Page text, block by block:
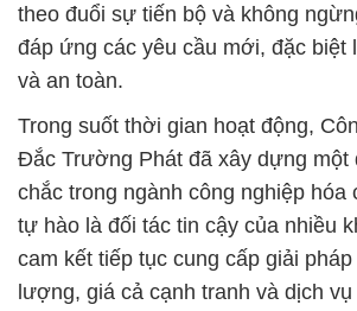
theo đuổi sự tiến bộ và không
đáp ứng các yêu cầu mới, đặc biệt
và an toàn.
Trong suốt thời gian hoạt động,
Đắc Trường Phát đã xây dựng một
chắc trong ngành công nghiệp hóa
tự hào là đối tác tin cậy của nhiều
cam kết tiếp tục cung cấp giải
lượng, giá cả cạnh tranh và dịch